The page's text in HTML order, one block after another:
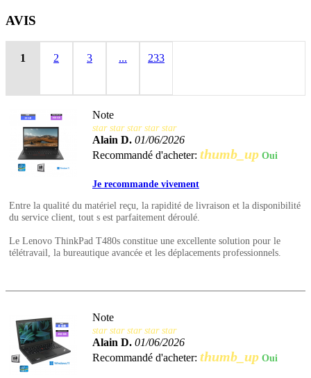
AVIS
1 2 3 ... 233
Note
star star star star star
Alain D. 01/06/2026
Recommandé d'acheter: thumb_up Oui
Je recommande vivement
Entre la qualité du matériel reçu, la rapidité de livraison et la disponibilité
du service client, tout s est parfaitement déroulé.
Le Lenovo ThinkPad T480s constitue une excellente solution pour le
télétravail, la bureautique avancée et les déplacements professionnels.
Note
star star star star star
Alain D. 01/06/2026
Recommandé d'acheter: thumb_up Oui